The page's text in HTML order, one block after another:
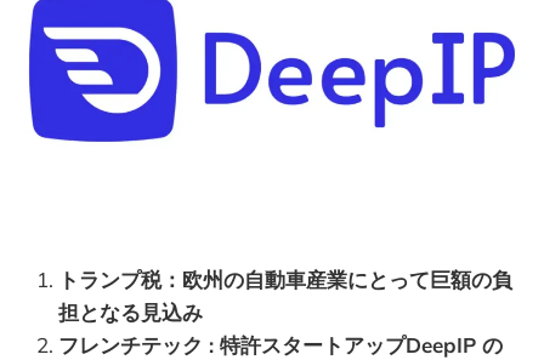
トランプ税：欧州の自動車産業にとって巨額の負
担となる見込み
フレンチテック : 特許スタートアップDeepIP の